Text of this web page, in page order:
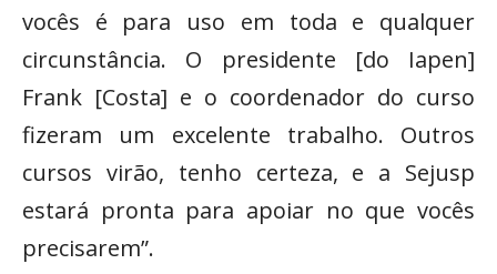
vocês é para uso em toda e qualquer
circunstância. O presidente [do Iapen]
Frank [Costa] e o coordenador do curso
fizeram um excelente trabalho. Outros
cursos virão, tenho certeza, e a Sejusp
estará pronta para apoiar no que vocês
precisarem”.